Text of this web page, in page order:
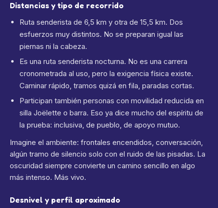
Distancias y tipo de recorrido
Ruta senderista de 6,5 km y otra de 15,5 km. Dos
esfuerzos muy distintos. No se preparan igual las
piernas ni la cabeza.
Es una ruta senderista nocturna. No es una carrera
cronometrada al uso, pero la exigencia física existe.
Caminar rápido, tramos quizá en fila, paradas cortas.
Participan también personas con movilidad reducida en
silla Joëlette o barra. Eso ya dice mucho del espíritu de
la prueba: inclusiva, de pueblo, de apoyo mutuo.
Imagine el ambiente: frontales encendidos, conversación,
algún tramo de silencio solo con el ruido de las pisadas. La
oscuridad siempre convierte un camino sencillo en algo
más intenso. Más vivo.
Desnivel y perfil aproximado